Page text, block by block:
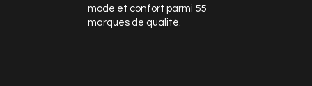
mode et confort parmi 55
marques de qualité.